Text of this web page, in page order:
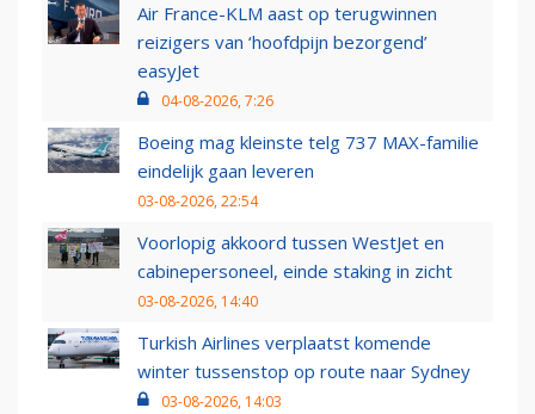
Air France-KLM aast op terugwinnen
reizigers van ‘hoofdpijn bezorgend’
easyJet
04-08-2026, 7:26
Boeing mag kleinste telg 737 MAX-familie
eindelijk gaan leveren
03-08-2026, 22:54
Voorlopig akkoord tussen WestJet en
cabinepersoneel, einde staking in zicht
03-08-2026, 14:40
Turkish Airlines verplaatst komende
winter tussenstop op route naar Sydney
03-08-2026, 14:03